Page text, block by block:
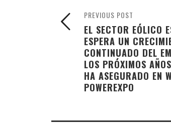
PREVIOUS POST
EL SECTOR EÓLICO
ESPERA UN
CONTINUADO DEL
LOS PRÓXIMOS
HA ASEGURADO EN
POWEREXPO